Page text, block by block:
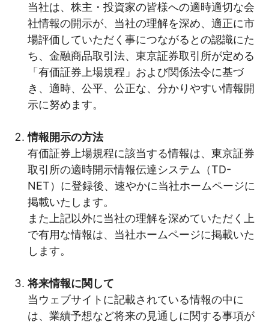
当社は、株主・投資家の皆様への適時適切な会
社情報の開示が、当社の理解を深め、適正に市
場評価していただく事につながるとの認識にた
ち、金融商品取引法、東京証券取引所が定める
「有価証券上場規程」および関係法令に基づ
き、適時、公平、公正な、分かりやすい情報開
示に努めます。
情報開示の方法
有価証券上場規程に該当する情報は、東京証券
取引所の適時開示情報伝達システム（TD-
NET）に登録後、速やかに当社ホームページに
掲載いたします。
また上記以外に当社の理解を深めていただく上
で有用な情報は、当社ホームページに掲載いた
します。
将来情報に関して
当ウェブサイトに記載されている情報の中に
は、業績予想など将来の見通しに関する事項が